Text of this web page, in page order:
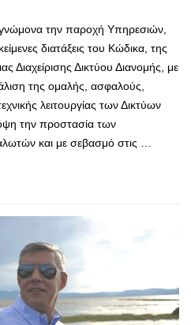
την παροχή Υπηρεσιών,
διατάξεις του Κώδικα, της
Διαχείρισης Δικτύου Διανομής, με
της ομαλής, ασφαλούς,
λειτουργίας των Δικτύων
την προστασία των
και με σεβασμό στις …